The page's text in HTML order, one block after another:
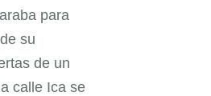
para
su
de un
calle Ica se